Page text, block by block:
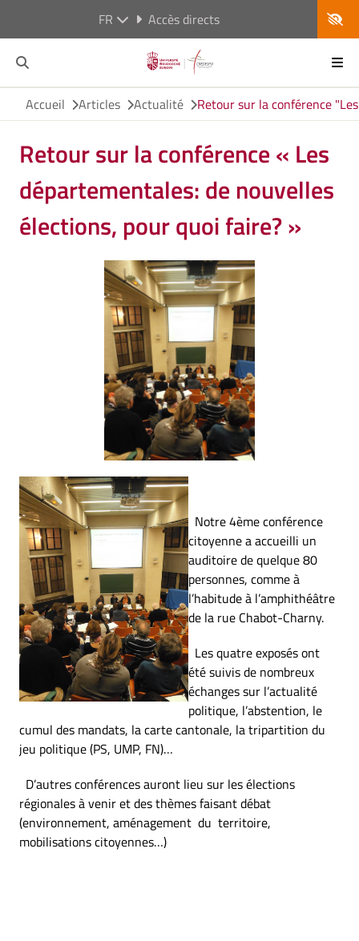
FR Accès directs
Accueil Articles Actualité Retour sur la conférence
Retour sur la conférence « Les
départementales: de nouvelles
élections, pour quoi faire? »
Notre 4ème conférence
citoyenne a accueilli un
auditoire de quelque 80
personnes, comme à
l’habitude à l’amphithéâtre
de la rue Chabot-Charny.
Les quatre exposés ont
été suivis de nombreux
échanges sur l’actualité
politique, l’abstention, le
cumul des mandats, la carte cantonale, la tripartition du
jeu politique (PS, UMP, FN)…
D’autres conférences auront lieu sur les élections
régionales à venir et des thèmes faisant débat
(environnement, aménagement du territoire,
mobilisations citoyennes…)